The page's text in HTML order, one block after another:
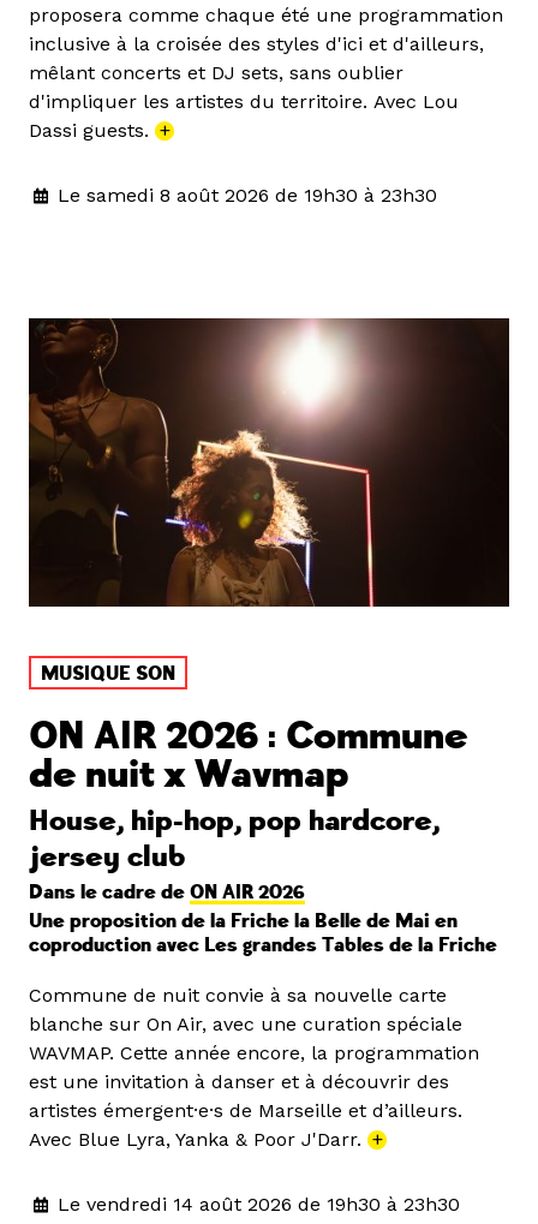
proposera comme chaque été une programmation
inclusive à la croisée des styles d'ici et d'ailleurs,
mêlant concerts et DJ sets, sans oublier
d'impliquer les artistes du territoire. Avec Lou
Dassi guests. +
Le samedi 8 août 2026 de 19h30 à 23h30
MUSIQUE SON
ON AIR 2026 : Commune
de nuit x Wavmap
House, hip-hop, pop hardcore,
jersey club
Dans le cadre de ON AIR 2026
Une proposition de la Friche la Belle de Mai en
coproduction avec Les grandes Tables de la Friche
Commune de nuit convie à sa nouvelle carte
blanche sur On Air, avec une curation spéciale
WAVMAP. Cette année encore, la programmation
est une invitation à danser et à découvrir des
artistes émergent·e·s de Marseille et d’ailleurs.
Avec Blue Lyra, Yanka & Poor J'Darr. +
Le vendredi 14 août 2026 de 19h30 à 23h30